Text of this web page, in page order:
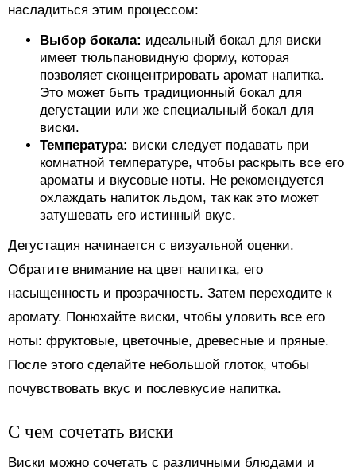
насладиться этим процессом:
Выбор бокала: идеальный бокал для виски
имеет тюльпановидную форму, которая
позволяет сконцентрировать аромат напитка.
Это может быть традиционный бокал для
дегустации или же специальный бокал для
виски.
Температура: виски следует подавать при
комнатной температуре, чтобы раскрыть все его
ароматы и вкусовые ноты. Не рекомендуется
охлаждать напиток льдом, так как это может
затушевать его истинный вкус.
Дегустация начинается с визуальной оценки.
Обратите внимание на цвет напитка, его
насыщенность и прозрачность. Затем переходите к
аромату. Понюхайте виски, чтобы уловить все его
ноты: фруктовые, цветочные, древесные и пряные.
После этого сделайте небольшой глоток, чтобы
почувствовать вкус и послевкусие напитка.
С чем сочетать виски
Виски можно сочетать с различными блюдами и